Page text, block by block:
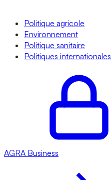
Politique agricole
Environnement
Politique sanitaire
Politiques internationales
AGRA Business